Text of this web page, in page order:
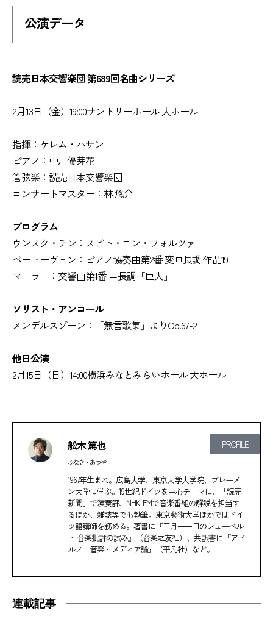
公演データ
読売日本交響楽団 第689回名曲シリーズ
2月13日（金）19:00サントリーホール 大ホール
指揮：ケレム・ハサン
ピアノ：中川優芽花
管弦楽：読売日本交響楽団
コンサートマスター：林 悠介
プログラム
ウンスク・チン：スビト・コン・フォルツァ
ベートーヴェン：ピアノ協奏曲第2番 変ロ長調 作品19
マーラー：交響曲第1番 ニ長調「巨人」
ソリスト・アンコール
メンデルスゾーン：「無言歌集」よりOp.67-2
他日公演
2月15日（日）14:00横浜みなとみらいホール 大ホール
PROFILE
舩木 篤也
ふなき・あつや
1967年生まれ。広島大学、東京大学大学院、ブレーメ
ン大学に学ぶ。19世紀ドイツを中心テーマに、「読売
新聞」で演奏評、NHK-FMで音楽番組の解説を担当す
るほか、雑誌等でも執筆。東京藝術大学ほかではドイ
ツ語講師を務める。著書に『三月一一日のシューベル
ト 音楽批評の試み』（音楽之友社）、共訳書に『アド
ルノ 音楽・メディア論』（平凡社）など。
連載記事